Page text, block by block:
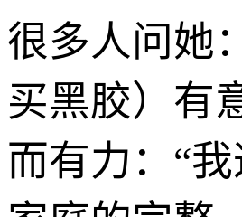
很多人问她
买黑胶）有
而有力：“